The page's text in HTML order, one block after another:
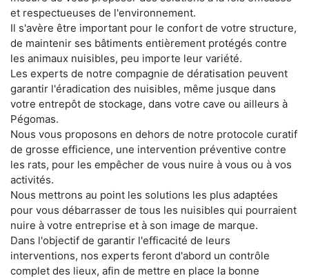
et respectueuses de l'environnement.
Il s'avère être important pour le confort de votre structure,
de maintenir ses bâtiments entièrement protégés contre
les animaux nuisibles, peu importe leur variété.
Les experts de notre compagnie de dératisation peuvent
garantir l'éradication des nuisibles, même jusque dans
votre entrepôt de stockage, dans votre cave ou ailleurs à
Pégomas.
Nous vous proposons en dehors de notre protocole curatif
de grosse efficience, une intervention préventive contre
les rats, pour les empêcher de vous nuire à vous ou à vos
activités.
Nous mettrons au point les solutions les plus adaptées
pour vous débarrasser de tous les nuisibles qui pourraient
nuire à votre entreprise et à son image de marque.
Dans l'objectif de garantir l'efficacité de leurs
interventions, nos experts feront d'abord un contrôle
complet des lieux, afin de mettre en place la bonne